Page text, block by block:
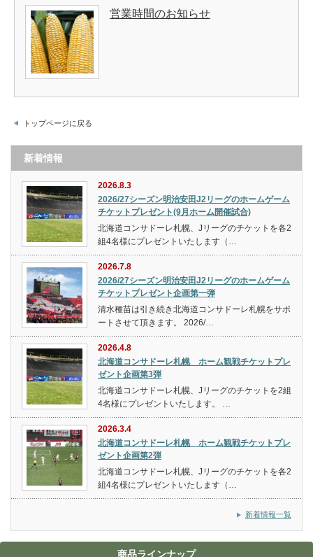
営業時間のお知らせ
トップページに戻る
新着情報
2026.8.3
2026/27シーズン明治安田J2リーグのホームゲーム
チケットプレゼント(9月ホーム開催試合)
北海道コンサドーレ札幌、Jリーグのチケットを各2
組4名様にプレゼントいたします（…
2026.7.8
2026/27シーズン明治安田J2リーグのホームゲーム
チケットプレゼント企画第一弾
清水種苗は引き続き北海道コンサドーレ札幌をサポ
ートさせて頂きます。 2026/…
2026.4.8
北海道コンサドーレ札幌 ホーム観戦チケットプレ
ゼント企画第3弾
北海道コンサドーレ札幌、Jリーグのチケットを2組
4名様にプレゼントいたします。 …
2026.3.4
北海道コンサドーレ札幌 ホーム観戦チケットプレ
ゼント企画第2弾
北海道コンサドーレ札幌、Jリーグのチケットを各2
組4名様にプレゼントいたします（…
新着情報一覧
商品ラインナップ